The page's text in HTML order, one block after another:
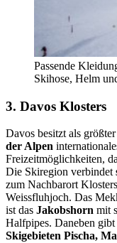
Passende
Skihose, Helm
3. Davos Klosters
Davos besitzt als
der Alpen
Freizeitmöglichkeiten,
Die Skiregion verbindet
zum Nachbarort
Weissfluhjoch. Das
ist das Jakobshorn mit
Halfpipes. Daneben
Skigebieten Pischa,